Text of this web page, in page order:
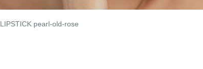
LIPSTICK pearl-old-rose